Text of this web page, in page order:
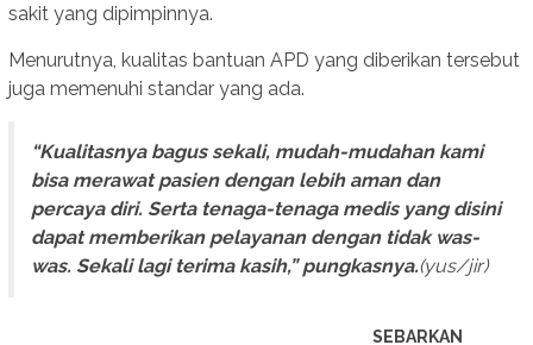
sakit yang dipimpinnya.
Menurutnya, kualitas bantuan APD yang diberikan tersebut
juga memenuhi standar yang ada.
“Kualitasnya bagus sekali, mudah-mudahan kami
bisa merawat pasien dengan lebih aman dan
percaya diri. Serta tenaga-tenaga medis yang disini
dapat memberikan pelayanan dengan tidak was-
was. Sekali lagi terima kasih,” pungkasnya.(yus/jir)
SEBARKAN